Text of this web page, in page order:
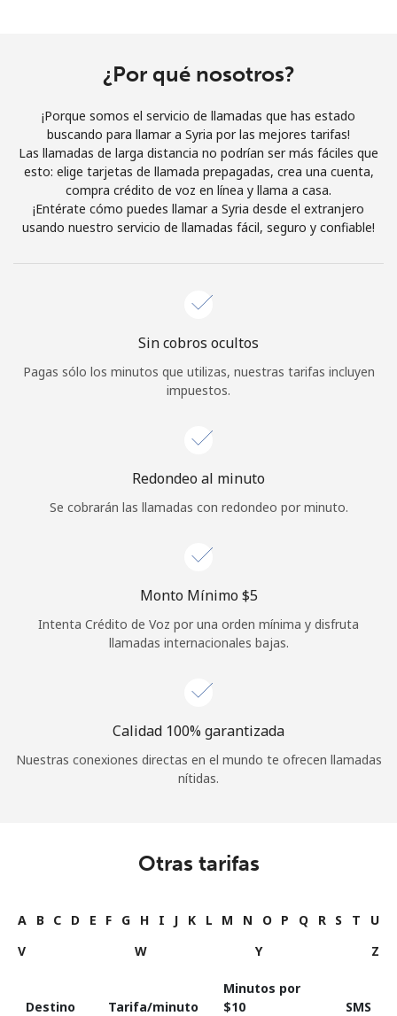
Únete
¡Hola!
Inicia sesión oREGÍSTRATE →
¿Olvidaste tu contraseña? →
o
Continuar con
¿Por qué nosotros?
¡Porque somos el servicio de llamadas que has estado
buscando para llamar a Syria por las mejores tarifas!
Las llamadas de larga distancia no podrían ser más fáciles que
esto: elige tarjetas de llamada prepagadas, crea una cuenta,
compra crédito de voz en línea y llama a casa.
¡Entérate cómo puedes llamar a Syria desde el extranjero
usando nuestro servicio de llamadas fácil, seguro y confiable!
Sin cobros ocultos
Pagas sólo los minutos que utilizas, nuestras tarifas incluyen
impuestos.
Redondeo al minuto
Se cobrarán las llamadas con redondeo por minuto.
Monto Mínimo ⁦$5⁩
Intenta Crédito de Voz por una orden mínima y disfruta
llamadas internacionales bajas.
Calidad 100% garantizada
Nuestras conexiones directas en el mundo te ofrecen llamadas
nítidas.
Otras tarifas
A B C D E F G H I J K L M N O P Q R S T
U
V
W Y Z
Destino Tarifa/minuto
Minutos por
⁦$10⁩
SMS